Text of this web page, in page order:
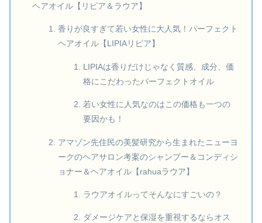
ヘアオイル【リピア＆ラウア】
香りが良すぎて若い女性に大人気！パーフェクト
ヘアオイル【LIPIAリピア】
LIPIAは香りだけじゃなく質感、成分、価
格にこだわったパーフェクトオイル
若い女性に人気なのはこの価格も一つの
要因かも！
アマゾン先住民の美髪研究から生まれたニューヨ
ークのヘアサロン考案のシャンプー＆コンディシ
ョナー＆ヘアオイル【rahuaラウア】
ラウアオイルってそんなにすごいの？
ダメージケアと保湿を重視するならオス